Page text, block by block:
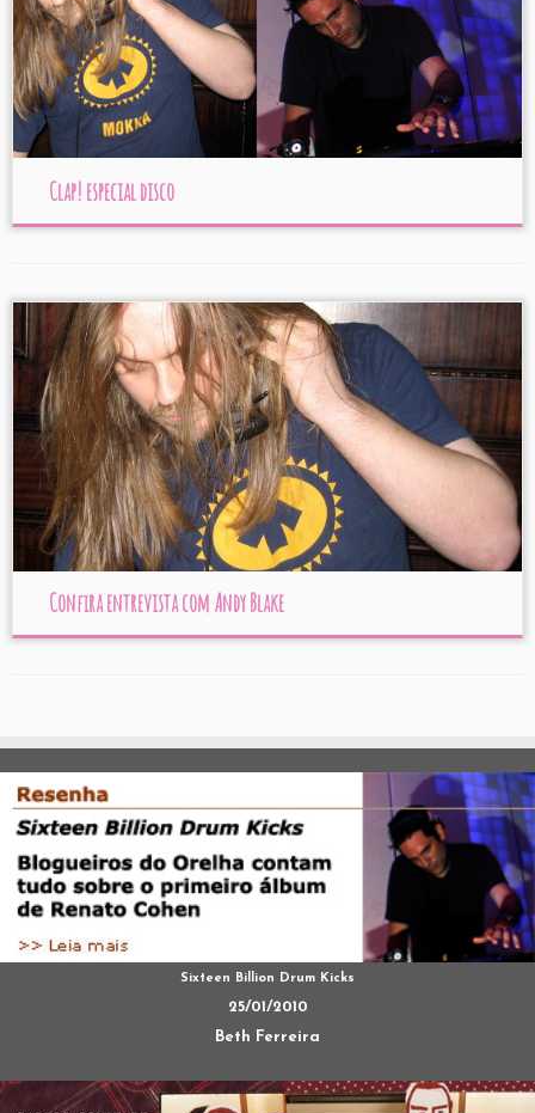
Clap! especial disco
Confira entrevista com Andy Blake
Sixteen Billion Drum Kicks
25/01/2010
Beth Ferreira